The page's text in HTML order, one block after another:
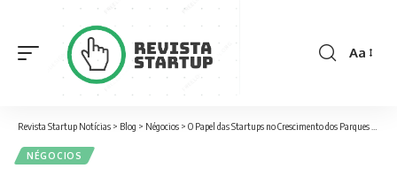
Aa
Revista Startup Notícias > Blog > Négocios > O Papel das Startups no Crescimento dos Parques Tecnológicos Regionais e o Fortalecimento da Inovação
NÉGOCIOS